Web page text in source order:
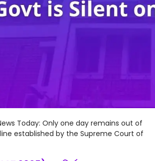
Today: Only one day remains out of
established by the Supreme Court of